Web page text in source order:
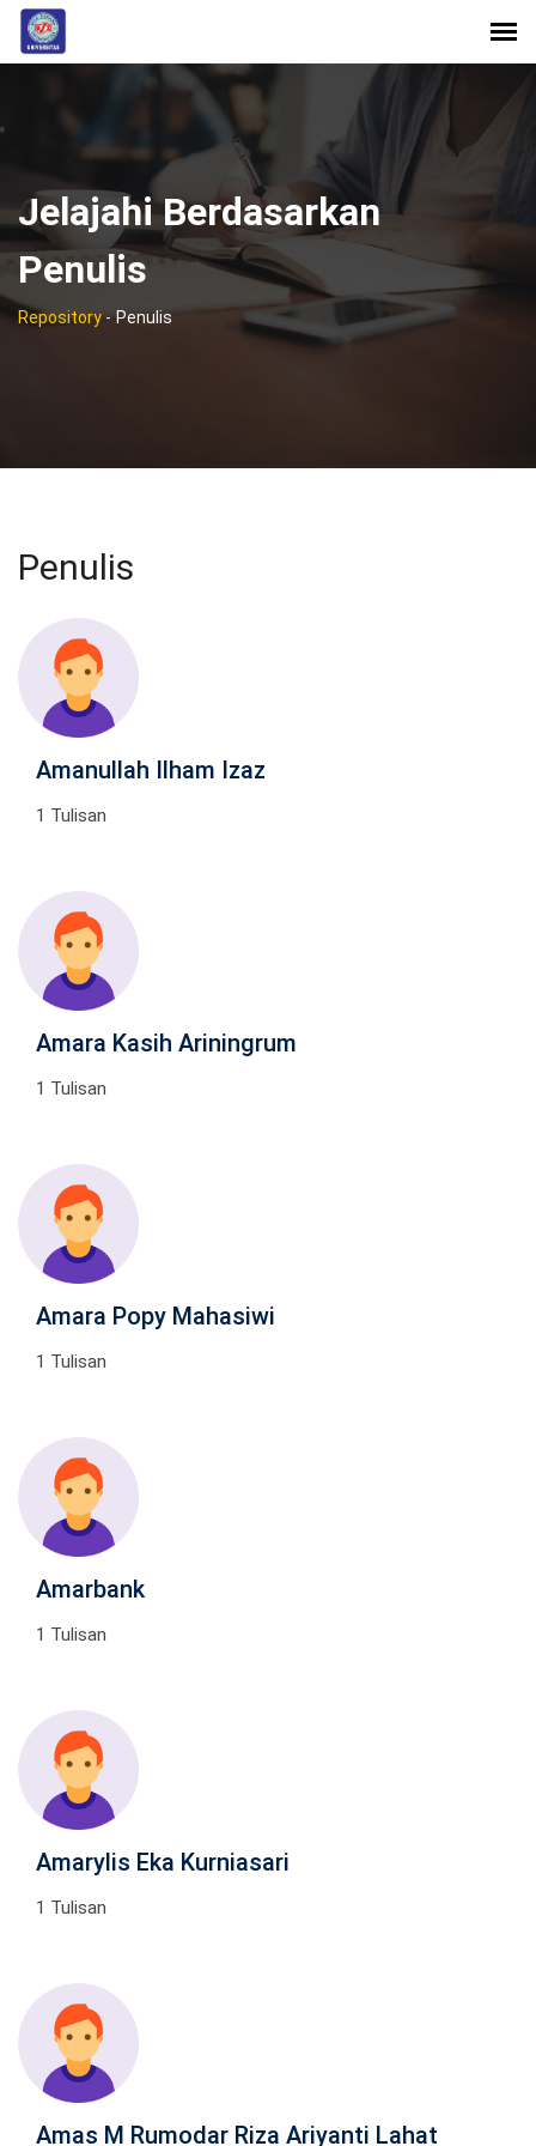
Jelajahi Berdasarkan
Penulis
Repository- Penulis
Penulis
Amanullah Ilham Izaz
1 Tulisan
Amara Kasih Ariningrum
1 Tulisan
Amara Popy Mahasiwi
1 Tulisan
Amarbank
1 Tulisan
Amarylis Eka Kurniasari
1 Tulisan
Amas M Rumodar Riza Ariyanti Lahat